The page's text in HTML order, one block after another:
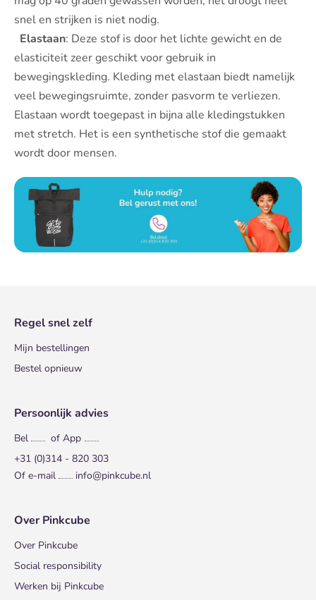
snel en strijken is niet nodig.
Elastaan: Deze stof is door het lichte gewicht en de
elasticiteit zeer geschikt voor gebruik in
bewegingskleding. Kleding met elastaan biedt namelijk
veel bewegingsruimte, zonder pasvorm te verliezen.
Elastaan wordt toegepast in bijna alle kledingstukken
met stretch. Het is een synthetische stof die gemaakt
wordt door mensen.
Regel snel zelf
Mijn bestellingen
Bestel opnieuw
Persoonlijk advies
Bel
of App
+31 (0)314 - 820 303
Of e-mail
info@pinkcube.nl
Over Pinkcube
Over Pinkcube
Social responsibility
Werken bij Pinkcube